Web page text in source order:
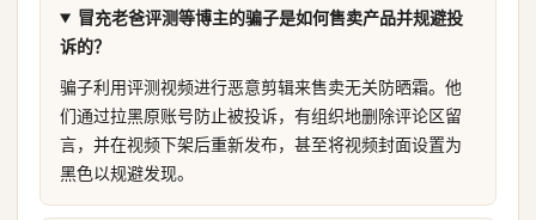
冒充老爸评测等博主的骗子是如何售卖产品并规避投
诉的？
骗子利用评测视频进行恶意剪辑来售卖无关防晒霜。他
们通过拉黑原账号防止被投诉，有组织地删除评论区留
言，并在视频下架后重新发布，甚至将视频封面设置为
黑色以规避发现。